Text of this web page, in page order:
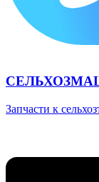
Запчасти к